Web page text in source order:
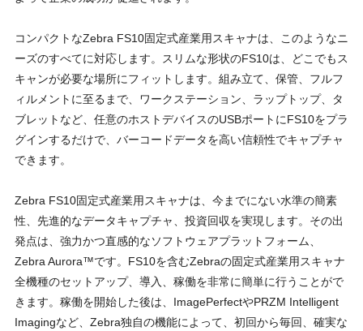
コンパクトなZebra FS10固定式産業用スキャナは、このようなニ
ーズのすべてに対応します。スリムな形状のFS10は、どこでもス
キャンが必要な場所にフィットします。組み立て、保管、フルフ
ィルメントに至るまで、ワークステーション、ラップトップ、タ
ブレットなど、任意のホストデバイスのUSBポートにFS10をプラ
グインするだけで、バーコードデータを高い信頼性でキャプチャ
できます。
Zebra FS10固定式産業用スキャナは、今までにない水準の簡素
性、先進的なデータキャプチャ、投資回収を実現します。その出
発点は、強力かつ直感的なソフトウェアプラットフォーム、
Zebra Aurora™です。FS10を含むZebraの固定式産業用スキャナ
全機種のセットアップ、導入、稼働を非常に簡単に行うことがで
きます。稼働を開始した後は、ImagePerfectやPRZM Intelligent
Imagingなど、Zebra独自の機能によって、初回から毎回、確実な